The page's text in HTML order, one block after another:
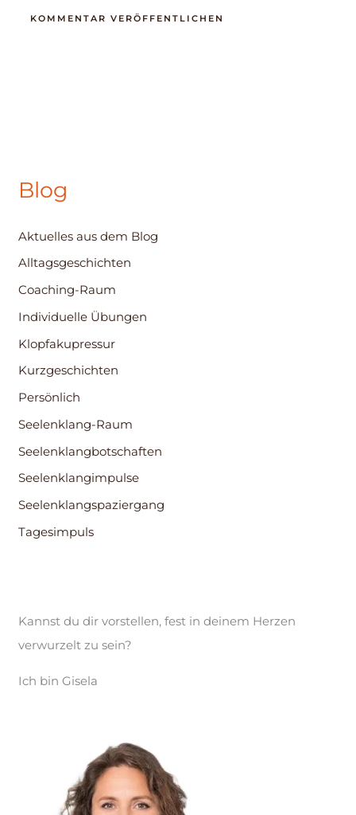
Blog
Aktuelles aus dem Blog
Alltagsgeschichten
Coaching-Raum
Individuelle Übungen
Klopfakupressur
Kurzgeschichten
Persönlich
Seelenklang-Raum
Seelenklangbotschaften
Seelenklangimpulse
Seelenklangspaziergang
Tagesimpuls
Kannst du dir vorstellen, fest in deinem Herzen
verwurzelt zu sein?
Ich bin Gisela